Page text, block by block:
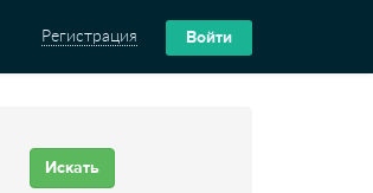
Регистрация Войти